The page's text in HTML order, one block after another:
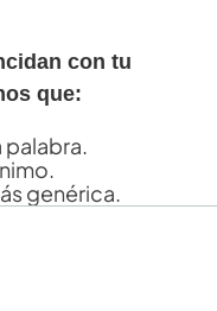
con tu
que:
palabra.
genérica.